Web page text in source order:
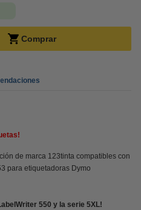
Comprar
de marca 123tinta compatibles con
para etiquetadoras Dymo
550 y la serie 5XL!